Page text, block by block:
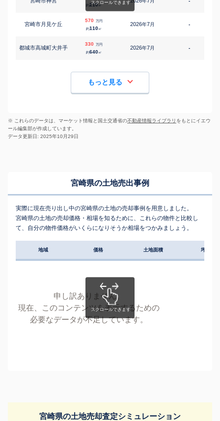
約210㎡
宮崎市月見ケ丘
570 万円
約110㎡
2026年7月 -
都城市高城町大井手
330 万円
約640㎡
2026年7月 -
もっと見る
※ これらのデータは、マーケット情報と国土交通省の不動産情報ライブラリ をもとにイエウ
ール編集部が作成しています。
データ更新日: 2025年10月29日
宮崎県の土地売出事例
実際に現在売り出し中の宮崎県の土地の売却事例を用意しました。
宮崎県の土地の売却価格・相場を知るために、これらの物件と比較し
て、自分の物件価格がいくらになりそうか相場をつかみましょう。
地域 価格 土地面積 坪単価
申し訳ありません。
現在、このコンテンツを表示するための
必要なデータが不足しています。
宮崎県の土地売却査定シミュレーション